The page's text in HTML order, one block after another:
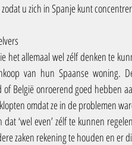
u zich in Spanje kunt
het allemaal wel zélf denken te
van hun Spaanse woning.
of België onroerend goed hebben
omdat ze in de problemen
dat ‘wel even’ zélf te kunnen
zaken rekening te houden en er